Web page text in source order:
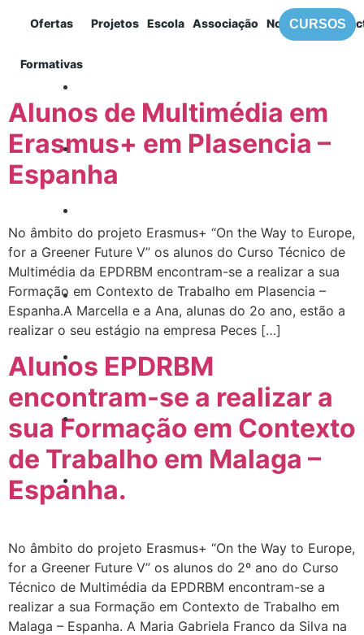
Ofertas
Formativas
Projetos Escola Associação NotíciasCURSOS
Categoria:
ERASMUS+
Alunos de Multimédia em
Erasmus+ em Plasencia –
Espanha
No âmbito do projeto Erasmus+ “On the Way to Europe,
for a Greener Future V” os alunos do Curso Técnico de
Multimédia da EPDRBM encontram-se a realizar a sua
Formação em Contexto de Trabalho em Plasencia –
Espanha.A Marcella e a Ana, alunas do 2o ano, estão a
realizar o seu estágio na empresa Peces […]
Alunos EPDRBM
encontram-se a realizar a
sua Formação em Contexto
de Trabalho em Malaga –
Espanha.
No âmbito do projeto Erasmus+ “On the Way to Europe,
for a Greener Future V” os alunos do 2º ano do Curso
Técnico de Multimédia da EPDRBM encontram-se a
realizar a sua Formação em Contexto de Trabalho em
Malaga – Espanha. A Maria Gabriela Franco da Silva na